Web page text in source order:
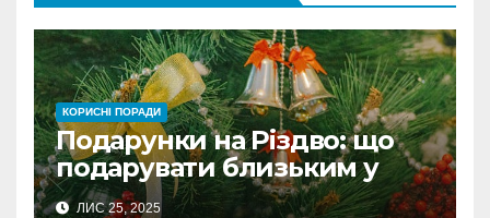
КОРИСНІ ПОРАДИ
Подарунки на Різдво: що
подарувати близьким у
Польщі
ЛИС 25, 2025